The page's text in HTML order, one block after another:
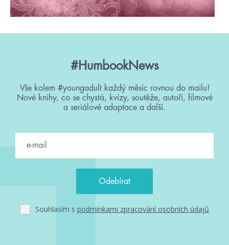
#HumbookNews
Vše kolem #youngadult každý měsíc rovnou do mailu!
Nové knihy, co se chystá, kvízy, soutěže, autoři, filmové
a seriálové adaptace a další.
Souhlasím s podmínkami zpracování osobních údajů